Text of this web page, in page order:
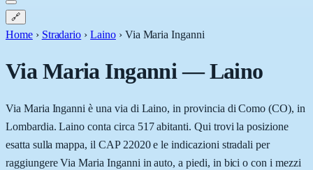
🔗
Home › Stradario › Laino › Via Maria Inganni
Via Maria Inganni—Laino
Via Maria Inganni è una via di Laino, in provincia di Como (CO), in
Lombardia. Laino conta circa 517 abitanti. Qui trovi la posizione
esatta sulla mappa, il CAP 22020 e le indicazioni stradali per
raggiungere Via Maria Inganni in auto, a piedi, in bici o con i mezzi